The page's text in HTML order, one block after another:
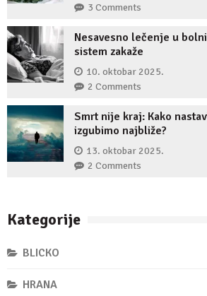
3 Comments
Nesavesno lečenje u
sistem zakaže
10. oktobar 2025.
2 Comments
Smrt nije kraj: Kako
izgubimo najbliže?
13. oktobar 2025.
2 Comments
Kategorije
BLICKO
HRANA